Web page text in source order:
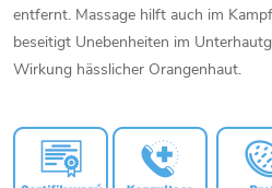
entfernt. Massage hilft auch im
beseitigt Unebenheiten im
Wirkung hässlicher Orangenhaut.